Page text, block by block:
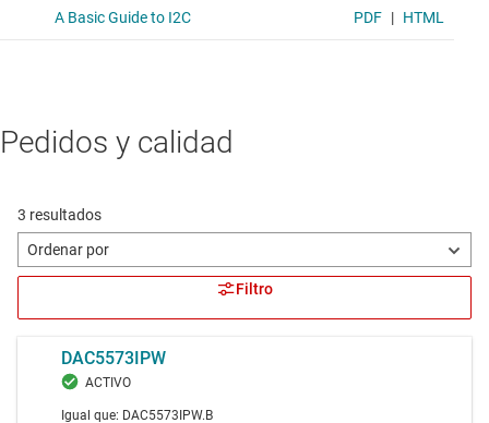
Pedidos y calidad